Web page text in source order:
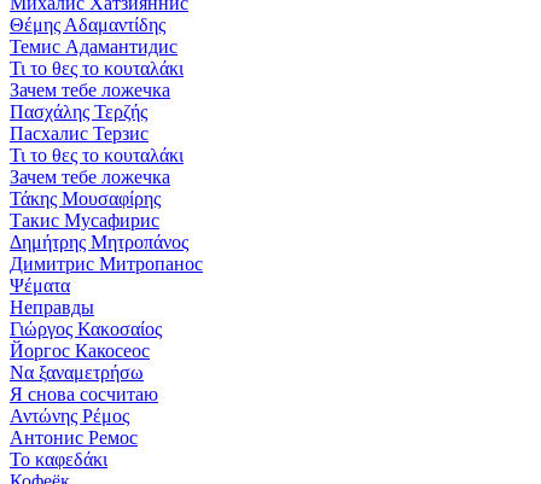
Θέμης Αδαμαντίδης
Темис Адамантидис
Τι το θες το κουταλάκι
Зачем тебе ложечка
Πασχάλης Τερζής
Пасхалис Терзис
Τι το θες το κουταλάκι
Зачем тебе ложечка
Τάκης Μουσαφίρης
Такис Мусафирис
Δημήτρης Μητροπάνος
Димитрис Митропанос
Ψέματα
Неправды
Γιώργος Κακοσαίος
Йоргос Какосеос
Να ξαναμετρήσω
Я снова сосчитаю
Αντώνης Ρέμος
Антонис Ремос
Το καφεδάκι